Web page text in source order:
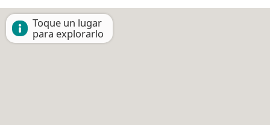
Toque un lugar
para explorarlo